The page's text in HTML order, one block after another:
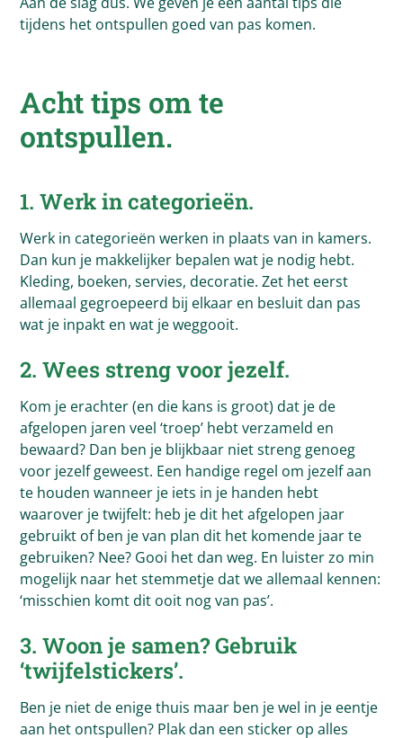
tijdens het ontspullen goed van pas komen.
Acht tips om te
ontspullen.
1. Werk in categorieën.
Werk in categorieën werken in plaats van in kamers.
Dan kun je makkelijker bepalen wat je nodig hebt.
Kleding, boeken, servies, decoratie. Zet het eerst
allemaal gegroepeerd bij elkaar en besluit dan pas
wat je inpakt en wat je weggooit.
2. Wees streng voor jezelf.
Kom je erachter (en die kans is groot) dat je de
afgelopen jaren veel ‘troep’ hebt verzameld en
bewaard? Dan ben je blijkbaar niet streng genoeg
voor jezelf geweest. Een handige regel om jezelf aan
te houden wanneer je iets in je handen hebt
waarover je twijfelt: heb je dit het afgelopen jaar
gebruikt of ben je van plan dit het komende jaar te
gebruiken? Nee? Gooi het dan weg. En luister zo min
mogelijk naar het stemmetje dat we allemaal kennen:
‘misschien komt dit ooit nog van pas’.
3. Woon je samen? Gebruik
‘twijfelstickers’.
Ben je niet de enige thuis maar ben je wel in je eentje
aan het ontspullen? Plak dan een sticker op alles